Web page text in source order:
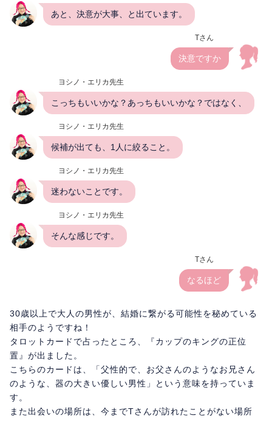
あと、決意が大事、と出ています。
Tさん
決意ですか
ヨシノ・エリカ先生
こっちもいいかな？あっちもいいかな？ではなく、
ヨシノ・エリカ先生
候補が出ても、1人に絞ること。
ヨシノ・エリカ先生
迷わないことです。
ヨシノ・エリカ先生
そんな感じです。
Tさん
なるほど
30歳以上で大人の男性が、結婚に繋がる可能性を秘めている
相手のようですね！
タロットカードで占ったところ、『カップのキングの正位
置』が出ました。
こちらのカードは、「父性的で、お父さんのようなお兄さん
のような、器の大きい優しい男性」という意味を持っていま
す。
また出会いの場所は、今までTさんが訪れたことがない場所